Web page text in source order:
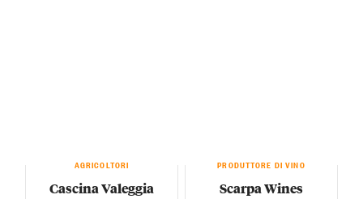
AGRICOLTORI
Cascina Valeggia
PRODUTTORE DI VINO
Scarpa Wines